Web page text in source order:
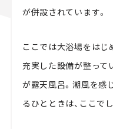
が併設されています。
ここでは大浴場をはじ
充実した設備が整って
が露天風呂。潮風を感
るひとときは、ここで